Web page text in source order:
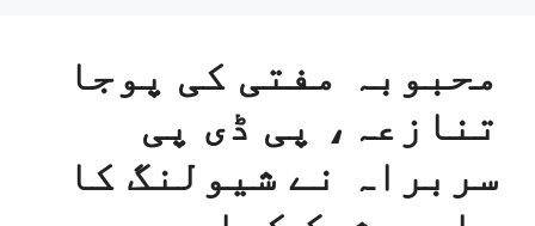
محبوبہ مفتی کی پوجا
تنازعہ، پی ڈی پی
سربراہ نے شیولنگ کا